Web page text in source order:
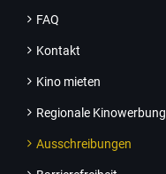
FAQ
Kontakt
Kino mieten
Regionale Kinowerbung
Ausschreibungen